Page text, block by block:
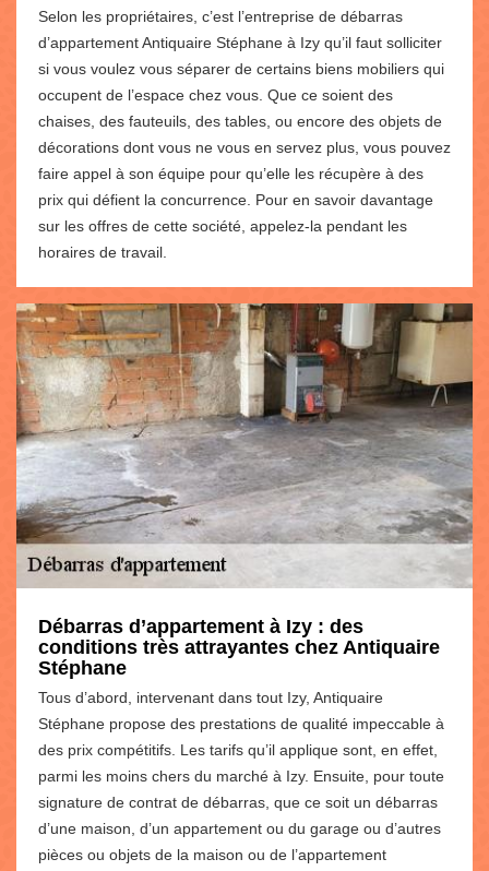
Selon les propriétaires, c’est l’entreprise de débarras
d’appartement Antiquaire Stéphane à Izy qu’il faut solliciter
si vous voulez vous séparer de certains biens mobiliers qui
occupent de l’espace chez vous. Que ce soient des
chaises, des fauteuils, des tables, ou encore des objets de
décorations dont vous ne vous en servez plus, vous pouvez
faire appel à son équipe pour qu’elle les récupère à des
prix qui défient la concurrence. Pour en savoir davantage
sur les offres de cette société, appelez-la pendant les
horaires de travail.
Débarras d’appartement à Izy : des
conditions très attrayantes chez Antiquaire
Stéphane
Tous d’abord, intervenant dans tout Izy, Antiquaire
Stéphane propose des prestations de qualité impeccable à
des prix compétitifs. Les tarifs qu’il applique sont, en effet,
parmi les moins chers du marché à Izy. Ensuite, pour toute
signature de contrat de débarras, que ce soit un débarras
d’une maison, d’un appartement ou du garage ou d’autres
pièces ou objets de la maison ou de l’appartement